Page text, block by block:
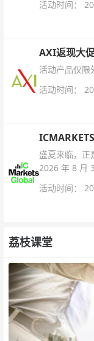
活动时间：
AXI返现大
活动产品仅限
活动时间：
盛夏来临，正
2026 年 8 月
活动时间：
荔枝课堂